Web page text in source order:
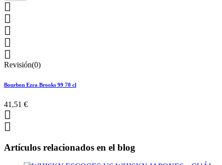





Revisión(0)
Bourbon Ezra Brooks 99 70 cl
41,51 €


Artículos relacionados en el blog